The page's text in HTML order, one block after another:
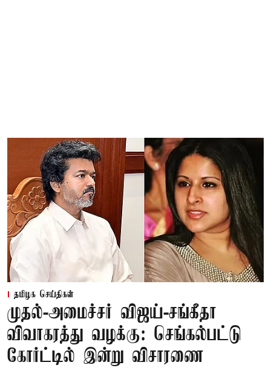
தமிழக செய்திகள்
முதல்-அமைச்சர் விஜய்-சங்கீதா
விவாகரத்து வழக்கு: செங்கல்பட்டு
கோர்ட்டில் இன்று விசாரணை